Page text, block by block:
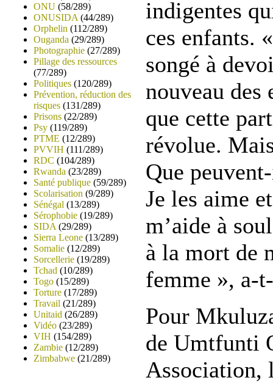
ONU (58/289)
ONUSIDA (44/289)
Orphelin (112/289)
Ouganda (29/289)
Photographie (27/289)
Pillage des ressources
(77/289)
Politiques (120/289)
Prévention, réduction des
risques (131/289)
Prisons (22/289)
Psy (119/289)
PTME (12/289)
PVVIH (111/289)
RDC (104/289)
Rwanda (23/289)
Santé publique (59/289)
Scolarisation (9/289)
Sénégal (13/289)
Sérophobie (19/289)
SIDA (29/289)
Sierra Leone (13/289)
Somalie (12/289)
Sorcellerie (19/289)
Tchad (10/289)
Togo (15/289)
Torture (17/289)
Travail (21/289)
Unitaid (26/289)
Vidéo (23/289)
VIH (154/289)
Zambie (12/289)
Zimbabwe (21/289)
indigentes
ces enfants.
songé à
nouveau des
que cette
révolue.
Que
Je les aime
m’aide à
à la mort de
femme », a-
Pour
de Umtfunti
Association,